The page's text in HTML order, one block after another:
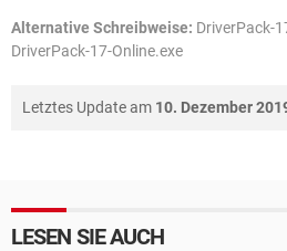
Alternative Schreibweise: DriverPack-
DriverPack-17-Online.exe
Letztes Update am 10. Dezember
LESEN SIE AUCH